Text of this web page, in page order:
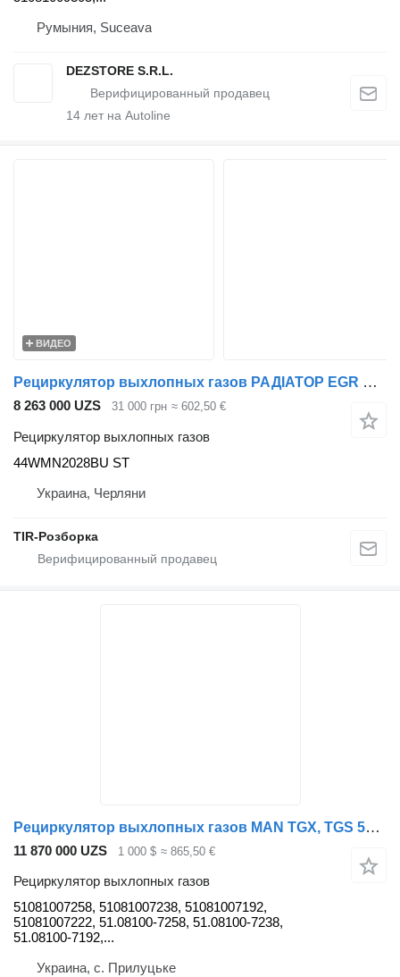
Румыния, Suceava
DEZSTORE S.R.L.
14 лет на Autoline
ВИДЕО
Рециркулятор выхлопных газов РАДІАТОР EGR MAN TGX EURO 6 51081007273 44WMN2028BU ST для тягача MAN TGS, TGX
8 263 000 UZS 31 000 грн ≈ 602,50 €
Рециркулятор выхлопных газов
44WMN2028BU ST
Украина, Черляни
TIR-Розборка
Рециркулятор выхлопных газов MAN TGX, TGS 51081007258 для тягача MAN TGX, TGS
11 870 000 UZS 1 000 $ ≈ 865,50 €
Рециркулятор выхлопных газов
51081007258, 51081007238, 51081007192,
51081007222, 51.08100-7258, 51.08100-7238,
51.08100-7192,...
Украина, с. Прилуцьке